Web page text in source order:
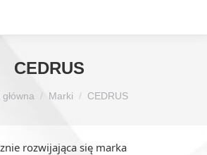
CEDRUS
Marki CEDRUS
rozwijająca się marka